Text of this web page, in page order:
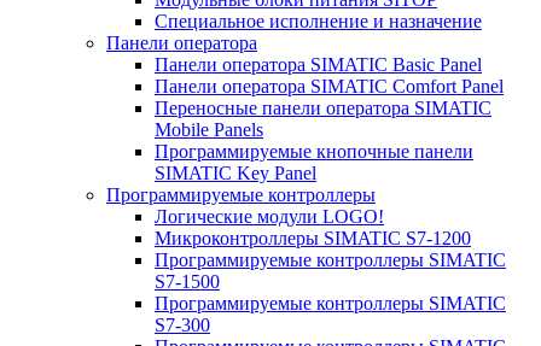
Специальное исполнение и назначение
Панели оператора
Панели оператора SIMATIC Basic Panel
Панели оператора SIMATIC Comfort Panel
Переносные панели оператора SIMATIC
Mobile Panels
Программируемые кнопочные панели
SIMATIC Key Panel
Программируемые контроллеры
Логические модули LOGO!
Микроконтроллеры SIMATIC S7-1200
Программируемые контроллеры SIMATIC
S7-1500
Программируемые контроллеры SIMATIC
S7-300